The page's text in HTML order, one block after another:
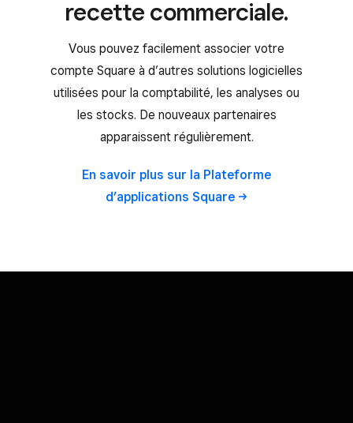
recette commerciale.
Vous pouvez facilement associer votre
compte Square à d’autres solutions logicielles
utilisées pour la comptabilité, les analyses ou
les stocks. De nouveaux partenaires
apparaissent régulièrement.
En savoir plus sur la Plateforme
d’applications Square